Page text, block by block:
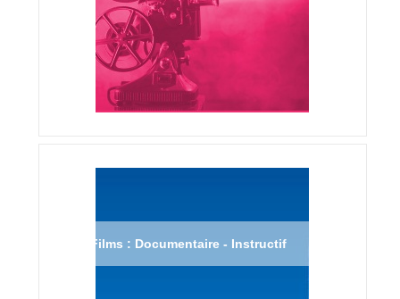
Films : Documentaire - Instructif